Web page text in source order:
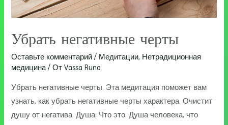
Убрать негативные черты
Оставьте комментарий / Медитации, Нетрадиционная
медицина / От Vassa Runo
Убрать негативные черты. Эта медитация поможет вам
узнать, как убрать негативные черты характера. Очистит
душу от негатива. Душа. Что это. Душа человека, что